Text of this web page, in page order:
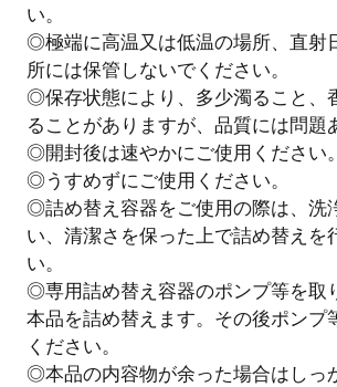
い。
◎極端に高温又は低温の場所、直射
所には保管しないでください。
◎保存状態により、多少濁ること、
ることがありますが、品質には問題
◎開封後は速やかにご使用ください。
◎うすめずにご使用ください。
◎詰め替え容器をご使用の際は、洗
い、清潔さを保った上で詰め替えを
い。
◎専用詰め替え容器のポンプ等を取
本品を詰め替えます。その後ポンプ
ください。
◎本品の内容物が余った場合はしっ